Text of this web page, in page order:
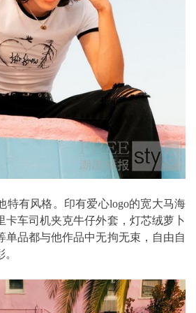
特有风格。印有爱心logo的宽大马海
卡车司机夹克牛仔外套，灯芯绒萝卜
单品都与他作品中无拘无束，自由自